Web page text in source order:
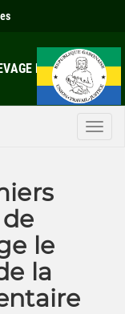
ET
Menu
le
la